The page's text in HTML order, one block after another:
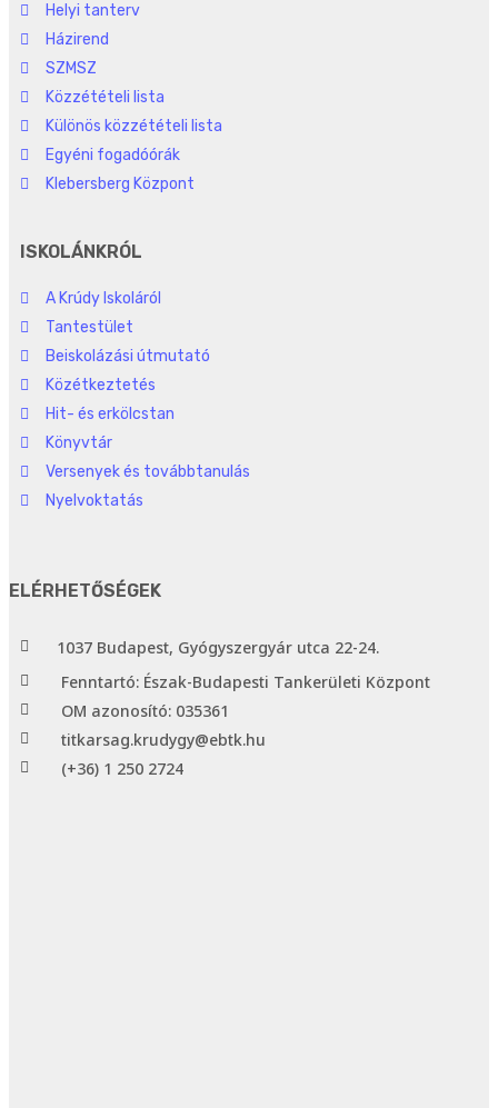
Helyi tanterv
Házirend
SZMSZ
Közzétételi lista
Különös közzétételi lista
Egyéni fogadóórák
Klebersberg Központ
ISKOLÁNKRÓL
A Krúdy Iskoláról
Tantestület
Beiskolázási útmutató
Közétkeztetés
Hit- és erkölcstan
Könyvtár
Versenyek és továbbtanulás
Nyelvoktatás
ELÉRHETŐSÉGEK
1037 Budapest, Gyógyszergyár utca 22-24.
Fenntartó: Észak-Budapesti Tankerületi Központ
OM azonosító: 035361
titkarsag.krudygy@ebtk.hu
(+36) 1 250 2724​